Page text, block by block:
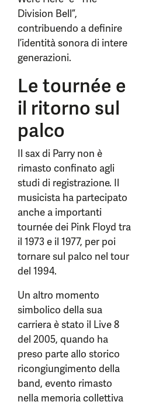
Division Bell”,
contribuendo a definire
l’identità sonora di intere
generazioni.
Le tournée e
il ritorno sul
palco
Il sax di Parry non è
rimasto confinato agli
studi di registrazione. Il
musicista ha partecipato
anche a importanti
tournée dei Pink Floyd tra
il 1973 e il 1977, per poi
tornare sul palco nel tour
del 1994.
Un altro momento
simbolico della sua
carriera è stato il Live 8
del 2005, quando ha
preso parte allo storico
ricongiungimento della
band, evento rimasto
nella memoria collettiva